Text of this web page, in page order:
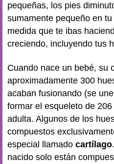
pequeñas, los pies
sumamente pequeño en
medida que te ibas
creciendo, incluyendo tus
Cuando nace un bebé, su
aproximadamente 300
acaban fusionando (se
formar el esqueleto de
adulta. Algunos de los
compuestos
especial llamado cartílago
nacido solo están